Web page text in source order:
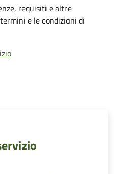
requisiti e altre
e le condizioni di